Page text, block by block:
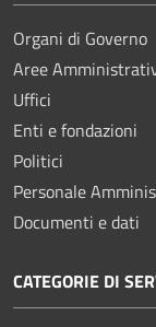
Organi di Governo
Aree
Uffici
Enti e fondazioni
Politici
Personale
Documenti e dati
CATEGORIE DI